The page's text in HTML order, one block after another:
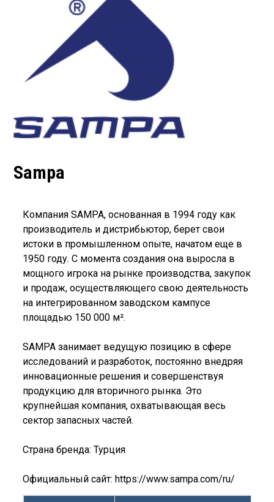
Sampa
Компания SAMPA, основанная в 1994 году как
производитель и дистрибьютор, берет свои
истоки в промышленном опыте, начатом еще в
1950 году. С момента создания она выросла в
мощного игрока на рынке производства, закупок
и продаж, осуществляющего свою деятельность
на интегрированном заводском кампусе
площадью 150 000 м².
SAMPA занимает ведущую позицию в сфере
исследований и разработок, постоянно внедряя
инновационные решения и совершенствуя
продукцию для вторичного рынка. Это
крупнейшая компания, охватывающая весь
сектор запасных частей.
Страна бренда: Турция
Официальный сайт: https://www.sampa.com/ru/